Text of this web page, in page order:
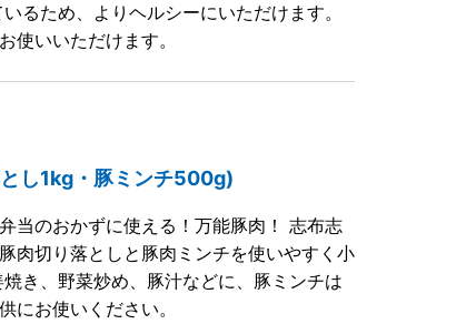
るため、よりヘルシーにいただけます。
使いいただけます。
し1kg・豚ミンチ500g)
当のおかずに使える！万能豚肉！ 志布志
肉切り落としと豚肉ミンチを使いやすく小
き、野菜炒め、豚汁などに、豚ミンチは
にお使いください。